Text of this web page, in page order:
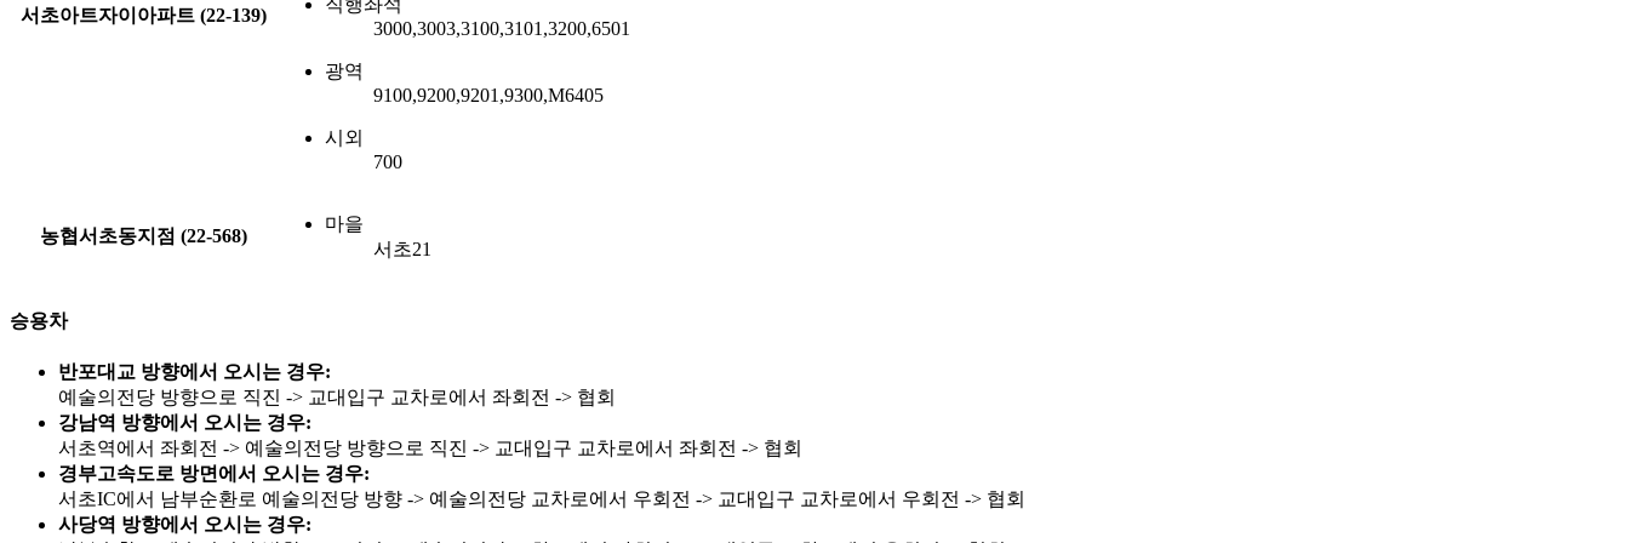
서초아트자이아파트 (22-139)
직행좌석
3000,3003,3100,3101,3200,6501
광역
9100,9200,9201,9300,M6405
시외
700
농협서초동지점 (22-568)
마을
서초21
승용차
반포대교 방향에서 오시는 경우:
예술의전당 방향으로 직진 -> 교대입구 교차로에서 좌회전 -> 협회
강남역 방향에서 오시는 경우:
서초역에서 좌회전 -> 예술의전당 방향으로 직진 -> 교대입구 교차로에서 좌회전 -> 협회
경부고속도로 방면에서 오시는 경우:
서초IC에서 남부순환로 예술의전당 방향 -> 예술의전당 교차로에서 우회전 -> 교대입구 교차로에서 우회전 -> 협회
사당역 방향에서 오시는 경우: